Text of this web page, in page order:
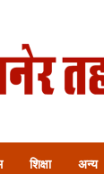
शिक्षा अन्य